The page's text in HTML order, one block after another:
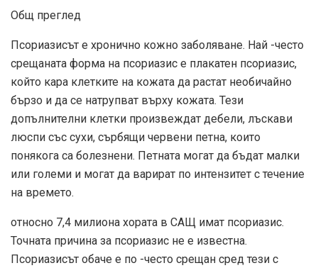
Общ преглед
Псориазисът е хронично кожно заболяване. Най -често
срещаната форма на псориазис е плакатен псориазис,
който кара клетките на кожата да растат необичайно
бързо и да се натрупват върху кожата. Тези
допълнителни клетки произвеждат дебели, лъскави
люспи със сухи, сърбящи червени петна, които
понякога са болезнени. Петната могат да бъдат малки
или големи и могат да варират по интензитет с течение
на времето.
относно 7,4 милиона хората в САЩ имат псориазис.
Точната причина за псориазис не е известна.
Псориазисът обаче е по -често срещан сред тези с